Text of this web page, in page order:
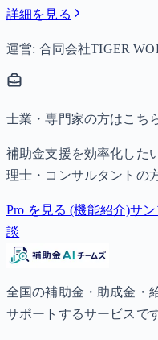
詳細を見る
運営: 合同会社TIGER
士業・専門家の方はこち
補助金支援を効率化した
理士・コンサルタントの
Pro を見る (機能紹介)サ
談
全国の補助金・助成金・
サポートするサービスです